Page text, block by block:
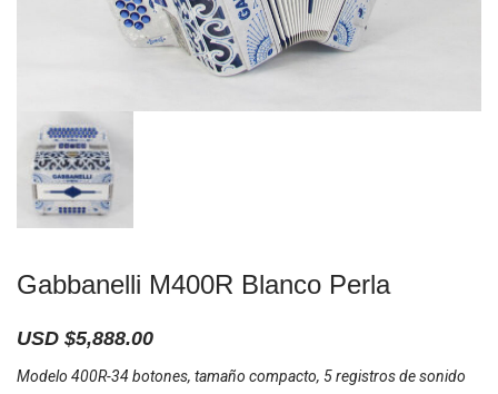
Gabbanelli M400R Blanco Perla
USD $5,888.00
Modelo 400R-34 botones, tamaño compacto, 5 registros de sonido